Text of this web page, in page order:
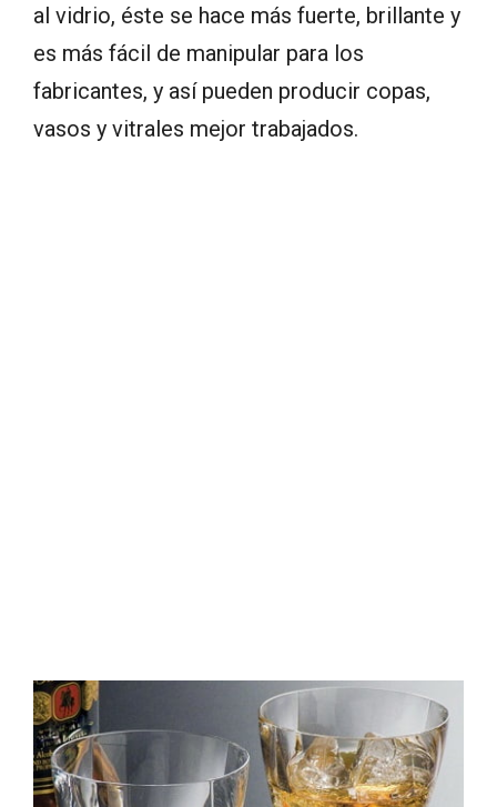
al vidrio, éste se hace más fuerte, brillante y
es más fácil de manipular para los
fabricantes, y así pueden producir copas,
vasos y vitrales mejor trabajados.